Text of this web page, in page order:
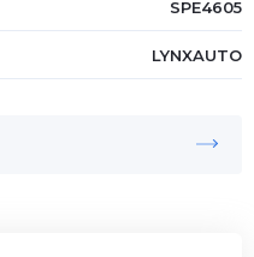
SPE4605
LYNXAUTO